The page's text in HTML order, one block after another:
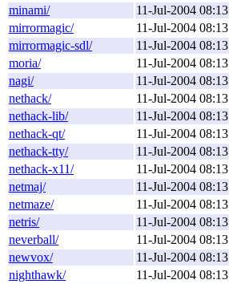
minami/
11-Jul-2004 08:13
mirrormagic/
11-Jul-2004 08:13
mirrormagic-sdl/
11-Jul-2004 08:13
moria/
11-Jul-2004 08:13
nagi/
11-Jul-2004 08:13
nethack/
11-Jul-2004 08:13
nethack-lib/
11-Jul-2004 08:13
nethack-qt/
11-Jul-2004 08:13
nethack-tty/
11-Jul-2004 08:13
nethack-x11/
11-Jul-2004 08:13
netmaj/
11-Jul-2004 08:13
netmaze/
11-Jul-2004 08:13
netris/
11-Jul-2004 08:13
neverball/
11-Jul-2004 08:13
newvox/
11-Jul-2004 08:13
nighthawk/
11-Jul-2004 08:13